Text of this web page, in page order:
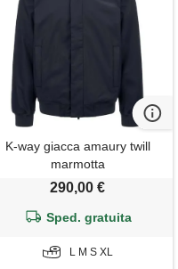
K-way giacca amaury twill
marmotta
290,00 €
Sped. gratuita
L M S XL